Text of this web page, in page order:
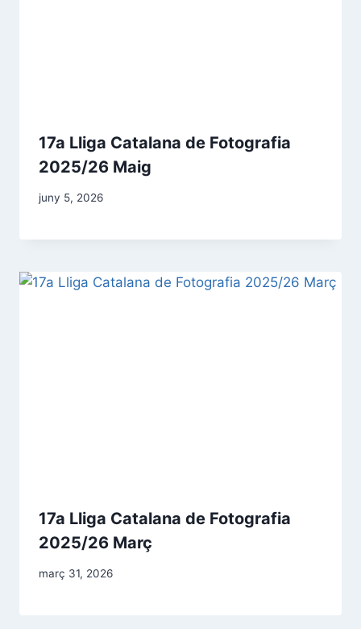
17a Lliga Catalana de Fotografia
2025/26 Maig
juny 5, 2026
17a Lliga Catalana de Fotografia
2025/26 Març
març 31, 2026